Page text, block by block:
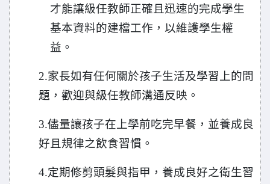
才能讓級任教師正確且迅速的完成學生
基本資料的建檔工作，以維護學生權
益。
2.家長如有任何關於孩子生活及學習上的問
題，歡迎與級任教師溝通反映。
3.儘量讓孩子在上學前吃完早餐，並養成良
好且規律之飲食習慣。
4.定期修剪頭髮與指甲，養成良好之衛生習